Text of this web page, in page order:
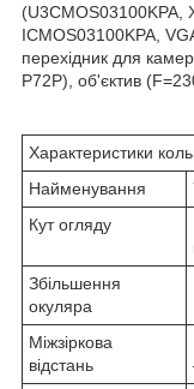
(U3CMOS03100KPA,
ICMOS03100KPA,
перехідник для
P72P), об'єктив
Характеристики
Найменування
Кут огляду
Збільшення
окуляра
Міжзіркова
відстань